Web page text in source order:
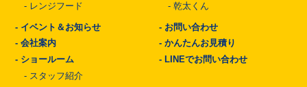
- レンジフード
-乾太くん
- イベント＆お知らせ
- 会社案内
- ショールーム
- スタッフ紹介
- お問い合わせ
-かんたんお見積り
- LINEでお問い合わせ